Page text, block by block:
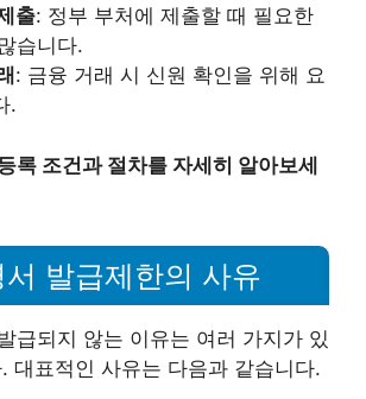
출: 정부 부처에 제출할 때 필요한
습니다.
: 금융 거래 시 신원 확인을 위해 요
.
록 조건과 절차를 자세히 알아보세
발급제한의 사유
급되지 않는 이유는 여러 가지가 있
대표적인 사유는 다음과 같습니다.